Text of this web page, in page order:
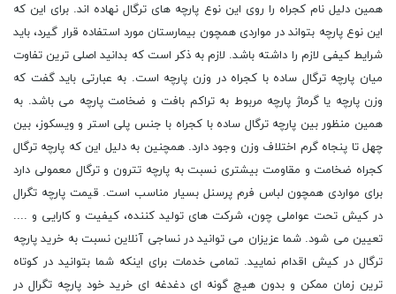
همین دلیل نام کجراه را روی این نوع پارچه های ترگال نهاده اند. برای این که
این نوع پارچه بتواند در مواردی همچون بیمارستان مورد استفاده قرار گیرد، باید
شرایط کیفی لازم را داشته باشد. لازم به ذکر است که بدانید اصلی ترین تفاوت
میان پارچه ترگال ساده با کجراه در وزن پارچه است. به عبارتی باید گفت که
وزن پارچه یا گرماژ پارچه مربوط به تراکم بافت و ضخامت پارچه می باشد. به
همین منظور بین پارچه ترگال ساده با کجراه با جنس پلی استر و ویسکوز، بین
چهل تا پنجاه گرم اختلاف وزن وجود دارد. همچنین به دلیل این که پارچه ترگال
کجراه ضخامت و مقاومت بیشتری نسبت به پارچه تترون و ترگال معمولی دارد
برای مواردی همچون لباس فرم پرسنل بسیار مناسب است. قیمت پارچه تگرال
در کیش تحت عواملی چون، شرکت های تولید کننده، کیفیت و کارایی و ....
تعیین می شود. شما عزیزان می توانید در نساجی آنلاین نسبت به خرید پارچه
ترگال در کیش اقدام نمایید. تمامی خدمات برای اینکه شما بتوانید در کوتاه
ترین زمان ممکن و بدون هیچ گونه ای دغدغه ای خرید خود پارچه تگرال در